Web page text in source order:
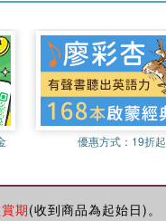
優惠方式： 19折起
期(收到商品為起始日)。